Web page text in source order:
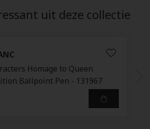
uit deze collectie
Homage to Queen
Ballpoint Pen - 131967